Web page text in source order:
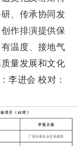
、传承协同发
作排演提供保
温度、接地气
量发展和文化
李进会 校对：